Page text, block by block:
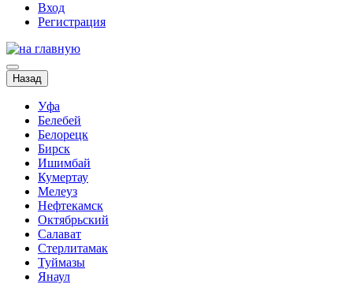
Вход
Регистрация
Назад
Уфа
Белебей
Белорецк
Бирск
Ишимбай
Кумертау
Мелеуз
Нефтекамск
Октябрьский
Салават
Стерлитамак
Туймазы
Янаул